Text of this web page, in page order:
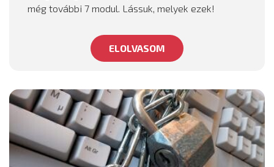
még további 7 modul. Lássuk, melyek ezek!
ELOLVASOM